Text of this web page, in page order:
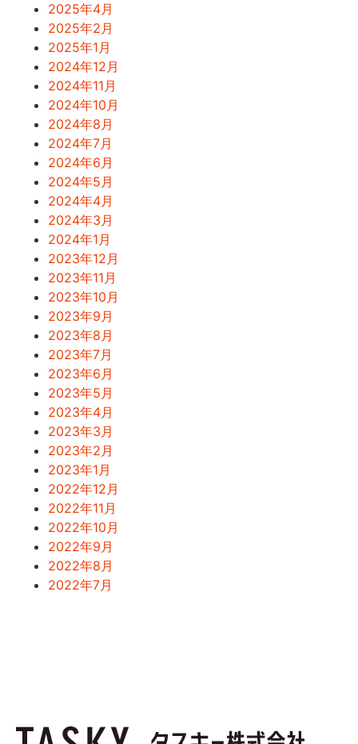
2025年4月
2025年2月
2025年1月
2024年12月
2024年11月
2024年10月
2024年8月
2024年7月
2024年6月
2024年5月
2024年4月
2024年3月
2024年1月
2023年12月
2023年11月
2023年10月
2023年9月
2023年8月
2023年7月
2023年6月
2023年5月
2023年4月
2023年3月
2023年2月
2023年1月
2022年12月
2022年11月
2022年10月
2022年9月
2022年8月
2022年7月